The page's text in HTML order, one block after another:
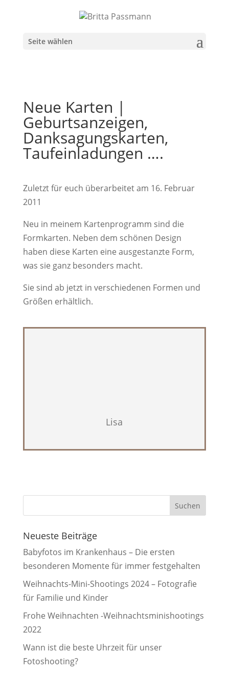
Seite wählen
Neue Karten |
Geburtsanzeigen,
Danksagungskarten,
Taufeinladungen ….
Zuletzt für euch überarbeitet am 16. Februar
2011
Neu in meinem Kartenprogramm sind die
Formkarten. Neben dem schönen Design
haben diese Karten eine ausgestanzte Form,
was sie ganz besonders macht.
Sie sind ab jetzt in verschiedenen Formen und
Größen erhältlich.
Lisa
Neueste Beiträge
Babyfotos im Krankenhaus – Die ersten
besonderen Momente für immer festgehalten
Weihnachts-Mini-Shootings 2024 – Fotografie
für Familie und Kinder
Frohe Weihnachten -Weihnachtsminishootings
2022
Wann ist die beste Uhrzeit für unser
Fotoshooting?